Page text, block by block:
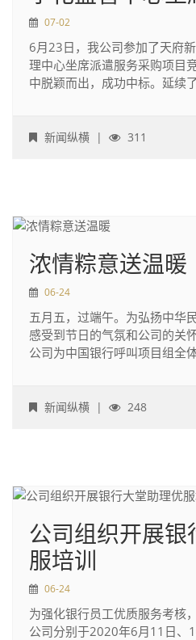
07-02
6月23日，我公司参加了天府
理中心坐席派遣服务采购项目
中脱颖而出，成功中标。延续
新闻纵横 | 311
浓情粽意送温暖
06-24
五月五，过端午。为弘扬中华
感受到节日的气氛和公司的关
公司为中国银行呼叫项目组全
新闻纵横 | 248
公司组织开展银
服培训
06-24
为强化银行员工优质服务考核
公司分别于2020年6月11日、